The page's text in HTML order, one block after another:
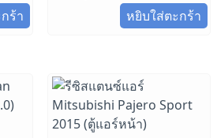
ร้า หยิบใส่ตะกร้า